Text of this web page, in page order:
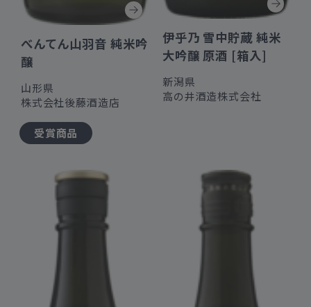
べんてん山羽音 純米吟
醸
山形県
株式会社後藤酒造店
受賞商品
伊乎乃 雪中貯蔵 純米
大吟醸 原酒 [箱入]
新潟県
高の井酒造株式会社